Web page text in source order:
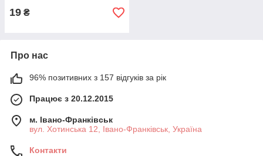
19 ₴
Про нас
96% позитивних з 157 відгуків за рік
Працює з 20.12.2015
м. Івано-Франківськ
вул. Хотинська 12, Івано-Франківськ, Україна
Контакти